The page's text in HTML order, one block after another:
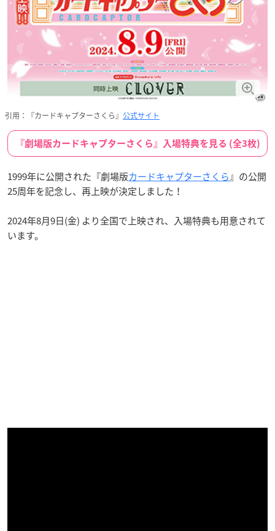
引用：『カードキャプターさくら』 公式サイト
『劇場版カードキャプターさくら』入場特典を見る (全3枚)
1999年に公開された『劇場版カードキャプターさくら』の公開
25周年を記念し、再上映が決定しました！
2024年8月9日(金) より全国で上映され、入場特典も用意されて
います。